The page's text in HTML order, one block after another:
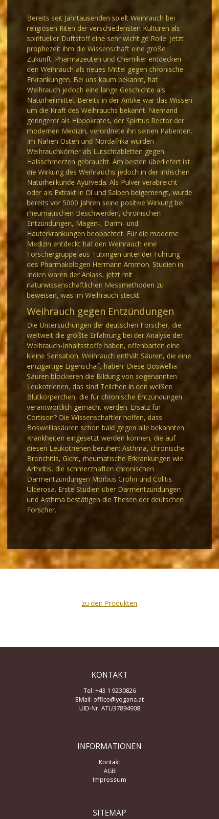
Bereits seit Jahrtausenden spielt Weihrauch bei
religiösen Riten der verschiedensten Kulturen als
spiritueller Duftstoff eine sehr wichtige Rolle. Jetzt
prophezeit ihm die Wissenschaft eine große
Zukunft. Pharmazeuten und Chemiker entdecken
den Weihrauch als neues Mittel gegen chronische
Erkrankungen. Bei uns kaum bekannt, hat
Weihrauch jedoch eine lange Geschichte als
Naturheilmittel. Bereits in der Antike war das Wissen
um die Kraft des Weihrauchs bekannt. Niemand
geringerer als Hippokrates, der Spiritus Rector der
modernen Medizin, verordnete ihn seinen Patienten.
Im Nahen Osten und Nordafrika wurden
Weihrauchkörner als Lutschtabletten gegen
Halsschmerzen gebraucht. Am besten überliefert ist
die Wirkung des Weihrauchs jedoch in der indischen
Naturheilkunde Ayurveda. Als Pulver verabreicht
oder als Extrakt in Öl und Salben beigemengt, wurde
bereits vor 5000 Jahren seine positive Wirkung bei
rheumatischen Beschwerden, chronischen
Entzündungen, Magen-, Darm- und
Hauterkrankungen beobachtet. Für die moderne
Medizin entdeckt hat den Weihrauch eine
Forschergruppe aus Tübingen unter der Führung
des Pharmakologen Hermann Ammon. Studien in
Indien waren der Anlass, jetzt mit
naturwissenschaftlichen Messmethoden zu
beweisen, was im Weihrauch steckt.
Weihrauch gegen Entzündungen
Die Untersuchungen der deutschen Forscher, die
weltweit die größte Erfahrung bei der Analyse der
Weihrauch-Inhaltsstoffe haben, offenbarten eine
kleine Sensation. Weihrauch enthält Säuren, die eine
einzigartige Eigenschaft haben: Diese Boswellia-
Säuren blockieren die Bildung von sogenannten
Leukotrienen, das sind Teilchen in den weißen
Blutkörperchen, die für chronische Entzündungen
verantwortlich gemacht werden. Ersatz für
Cortison? Die Wissenschaftler hoffen, dass
Boswelliasäuren schon bald gegen alle bekannten
Krankheiten eingesetzt werden können, die auf
diesen Leukotrienen beruhen: Asthma, chronische
Bronchitis, Gicht, rheumatische Erkrankungen wie
Arthritis, die schmerzhaften chronischen
Darmentzündungen Morbus Crohn und Colitis
Ulcerosa. Erste Studien über Darmentzündungen
und Asthma bestätigen die Thesen der deutschen
Forscher.
zu den Produkten
KONTAKT
Tel: +43 1 9230826
EMail: office@yogana.at
UID-Nr. ATU37894908
INFORMATIONEN
Kontakt
AGB
Impressum
SITEMAP